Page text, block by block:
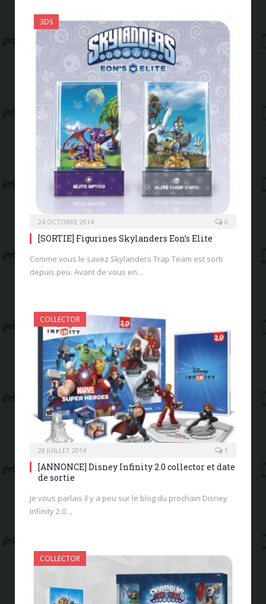
3DS
24 OCTOBRE 2014 0
[SORTIE] Figurines Skylanders Eon’s Elite
Comme vous le savez Skylanders Trap Team est sorti
depuis peu. Avant de vous en…
COLLECTOR
28 JUILLET 2014 1
[ANNONCE] Disney Infinity 2.0 collector et date
de sortie
Je vous parlais il y a peu sur le blog du prochain Disney
Infinity 2.0…
COLLECTOR